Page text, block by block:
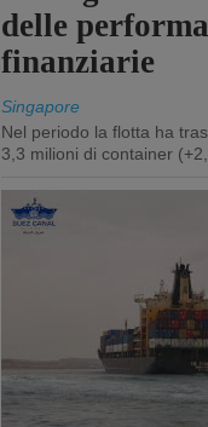
delle
finanziarie
Singapore
Nel periodo la flotta ha
3,3 milioni di container